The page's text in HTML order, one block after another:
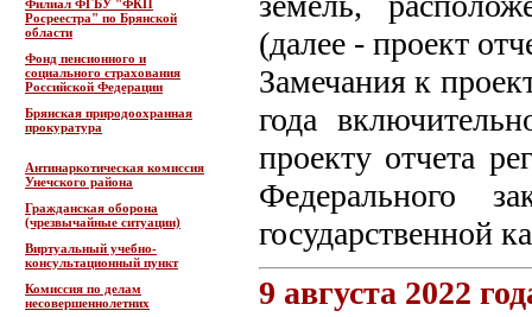
Филиал ФГБУ "ФКП
Росреестра" по Брянской
области
Фонд пенсионного и
социального страхования
Российской Федерации
Брянская природоохранная
прокуратура
Антинаркотическая комиссия
Унечского района
Гражданская оборона
(чрезвычайные ситуации)
Виртуальный учебно-
консультационный пункт
Комиссия по делам
несовершеннолетних
(далее - проект
Замечания к
года
проекту отчета
государственной
9 августа 2022